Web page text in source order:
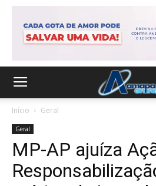
Início Geral
Geral
MP-AP ajuíza